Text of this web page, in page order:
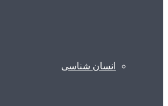
انسان شناسی